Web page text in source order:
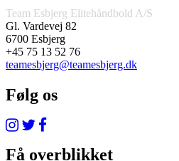
Team Esbjerg Elitehåndbold A/S
Gl. Vardevej 82
6700 Esbjerg
+45 75 13 52 76
teamesbjerg@teamesbjerg.dk
Følg os
Få overblikket